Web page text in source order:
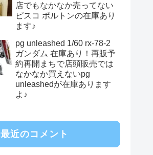
店でもなかなか売ってない
ピスコ ポルトンの在庫あり
ます♪
pg unleashed 1/60 rx-78-2
ガンダム 在庫あり！再販予
約再開まちで店頭販売では
なかなか買えないpg
unleashedが在庫あります
よ♪
最近のコメント